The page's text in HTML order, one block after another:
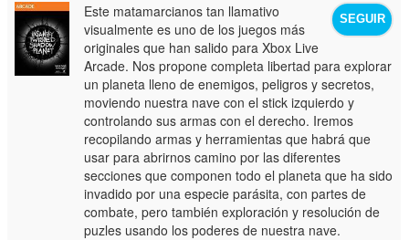
SEGUIR
Este matamarcianos tan llamativo
visualmente es uno de los juegos más
originales que han salido para Xbox Live
Arcade. Nos propone completa libertad para explorar
un planeta lleno de enemigos, peligros y secretos,
moviendo nuestra nave con el stick izquierdo y
controlando sus armas con el derecho. Iremos
recopilando armas y herramientas que habrá que
usar para abrirnos camino por las diferentes
secciones que componen todo el planeta que ha sido
invadido por una especie parásita, con partes de
combate, pero también exploración y resolución de
puzles usando los poderes de nuestra nave.